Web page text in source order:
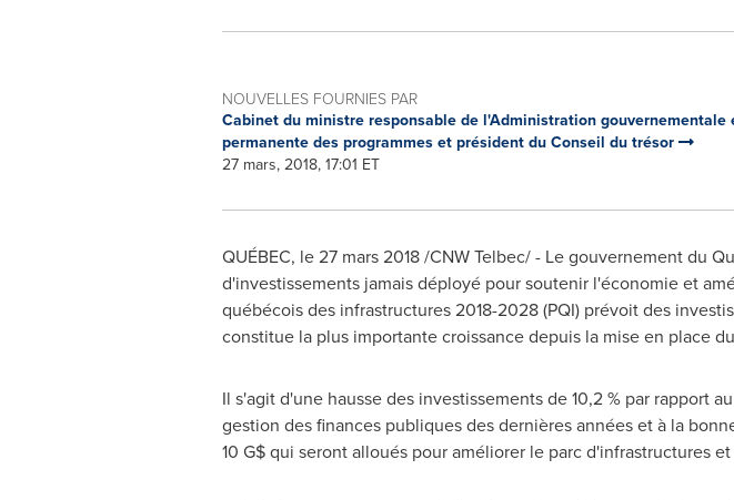
NOUVELLES FOURNIES PAR
Cabinet du ministre responsable de l'Administration gouvernementale
permanente des programmes et président du Conseil du trésor
27 mars, 2018, 17:01 ET
QUÉBEC, le 27 mars 2018 /CNW Telbec/ - Le gouvernement du
d'investissements jamais déployé pour soutenir l'économie et
québécois des infrastructures 2018-2028 (PQI) prévoit des
constitue la plus importante croissance depuis la mise en place
Il s'agit d'une hausse des investissements de 10,2 % par rapport
gestion des finances publiques des dernières années et à la
10 G$ qui seront alloués pour améliorer le parc d'infrastructures